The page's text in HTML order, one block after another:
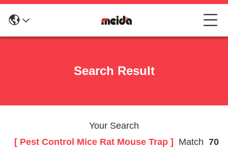
Search Result
Your Search
[ Pest Control Mice Rat Mouse Trap ]
Match 70